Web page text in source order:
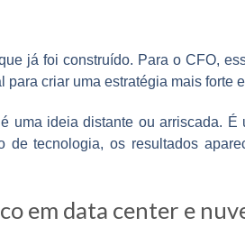
já foi construído. Para o CFO,
para criar uma estratégia mais forte
uma ideia distante ou arriscada.
tecnologia, os resultados
em data center e